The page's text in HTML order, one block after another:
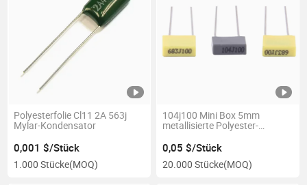
Polyesterfolie Cl11 2A 563j
Mylar-Kondensator
0,001 $/Stück
1.000 Stücke(MOQ)
104j100 Mini Box 5mm
metallisierte Polyester-
0,05 $/Stück
20.000 Stücke(MOQ)